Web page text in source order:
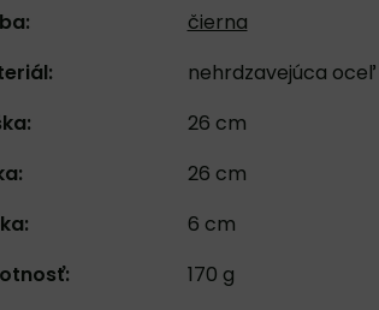
čierna
nehrdzavejúca oceľ
26 cm
26 cm
6 cm
170 g